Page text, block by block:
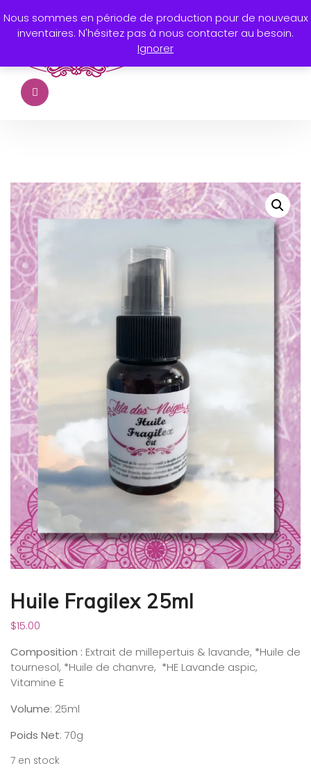
Huile Fragilex 25ml
$15.00
Composition : Extrait de millepertuis & lavande, *Huile de
tournesol, *Huile de chanvre, *HE Lavande aspic,
Vitamine E
Volume: 25ml
Poids Net: 70g
7 en stock
Nous sommes en période de production pour de nouveaux
inventaires. N'hésitez pas à nous contacter au besoin.
Ignorer